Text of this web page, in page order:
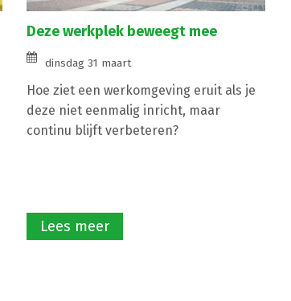
Deze werkplek beweegt mee
dinsdag 31 maart
Hoe ziet een werkomgeving eruit als je
deze niet eenmalig inricht, maar
continu blijft verbeteren?
Lees meer